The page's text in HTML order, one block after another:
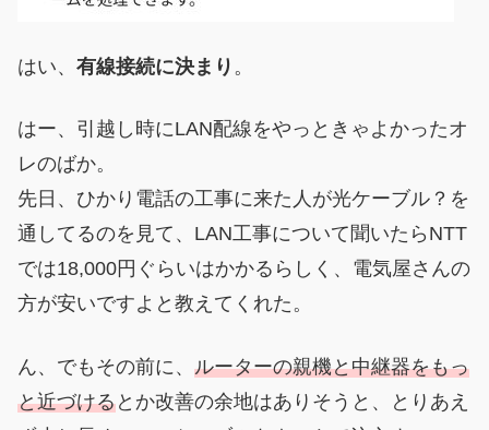
はい、 有線接続に決まり 。
はー、引越し時にLAN配線をやっときゃよかったオ
レのばか。
先日、ひかり電話の工事に来た人が光ケーブル？を
通してるのを見て、LAN工事について聞いたらNTT
では18,000円ぐらいはかかるらしく、電気屋さんの
方が安いですよと教えてくれた。
ん、でもその前に、 ルーターの親機と中継器をもっ
と近づけるとか改善の余地はありそうと、とりあえ